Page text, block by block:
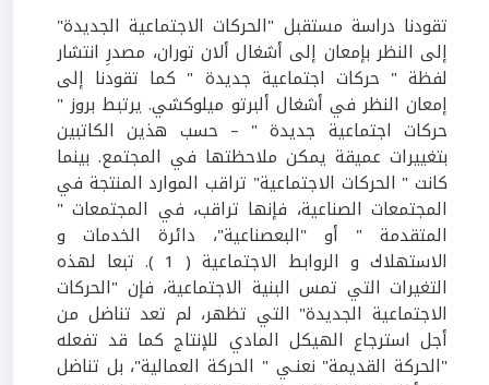
تقودنا دراسة مستقبل "الحركات الاجتماعية الجديدة"
إلى النظر بإمعان إلى أشغال ألان توران، مصدرِ انتشار
لفظة " حركات اجتماعية جديدة " كما تقودنا إلى
إمعان النظر في أشغال ألبرتو ميلوكشي. يرتبط بروز "
حركات اجتماعية جديدة " – حسب هذين الكاتبين
بتغييرات عميقة يمكن ملاحظتها في المجتمع. بينما
كانت " الحركات الاجتماعية" تراقب الموارد المنتجة في
المجتمعات الصناعية، فإنها تراقب، في المجتمعات "
المتقدمة " أو "البعصناعية"، دائرة الخدمات و
الاستهلاك و الروابط الاجتماعية ( 1 ). تبعا لهذه
التغيرات التي تمس البنية الاجتماعية، فإن "الحركات
الاجتماعية الجديدة" التي تظهر، لم تعد تناضل من
أجل استرجاع الهيكل المادي للإنتاج كما قد تفعله
"الحركة القديمة" نعنـي " الحركة العمالية"، بل تناضل